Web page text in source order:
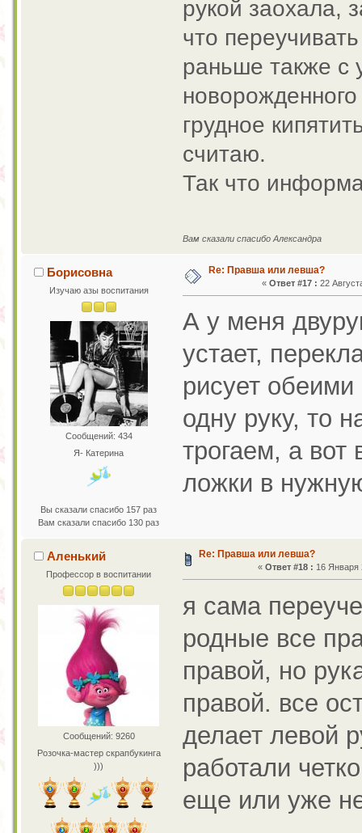
рукой заохала,
что
раньше также с
грудное
считаю.
Так что
Вам сказали спасибо Александра
Борисовна
Изучаю азы воспитания
Сообщений: 434
Я- Катерина
Вы сказали спасибо 157 раз
Вам сказали спасибо 130 раз
Re: Правша или левша?
« Ответ #17 : 22
А у меня
устает,
рисует
одну руку, то
трогаем, а
ложки в
Аленький
Профессор в воспитании
Сообщений: 9260
Розочка-мастер скрапбукинга
)))
Re: Правша или левша?
« Ответ #18 : 16 Января
я сама
родные все
правой, но
правой. все
делает левой
работали
еще или уже